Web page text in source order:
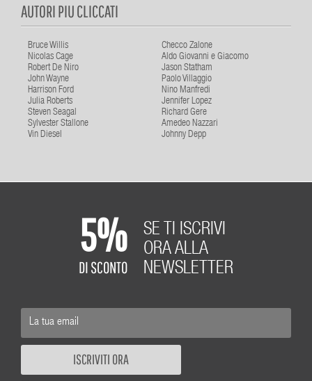
AUTORI PIU CLICCATI
Bruce Willis
Checco Zalone
Nicolas Cage
Aldo Giovanni e Giacomo
Robert De Niro
Jason Statham
John Wayne
Paolo Villaggio
Harrison Ford
Nino Manfredi
Julia Roberts
Jennifer Lopez
Steven Seagal
Richard Gere
Sylvester Stallone
Amedeo Nazzari
Vin Diesel
Johnny Depp
5%
DI SCONTO
SE TI ISCRIVI
ORA ALLA
NEWSLETTER
ISCRIVITI ORA